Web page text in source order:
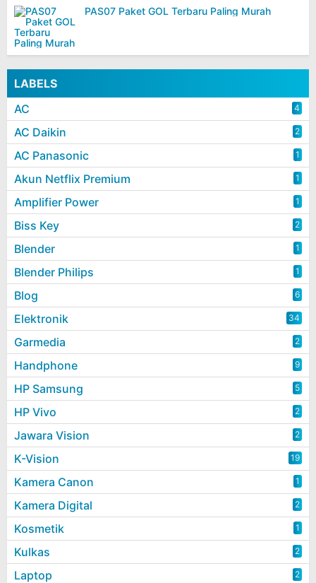
PAS07 Paket GOL Terbaru Paling Murah
LABELS
AC
4
AC Daikin 2
AC Panasonic 1
Akun Netflix Premium 1
Amplifier Power 1
Biss Key 2
Blender 1
Blender Philips 1
Blog 6
Elektronik 34
Garmedia 2
Handphone 9
HP Samsung 5
HP Vivo 2
Jawara Vision 2
K-Vision 19
Kamera Canon 1
Kamera Digital 2
Kosmetik 1
Kulkas 2
Laptop 2